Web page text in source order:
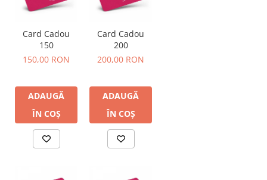
Card Cadou
150
150,00 RON
ADAUGĂ
ÎN COȘ
Card Cadou
200
200,00 RON
ADAUGĂ
ÎN COȘ